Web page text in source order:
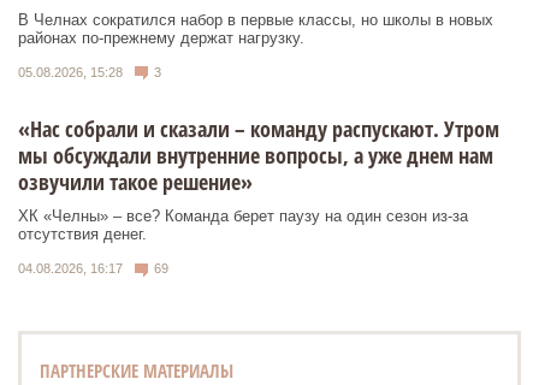
В Челнах сократился набор в первые классы, но школы в новых
районах по-прежнему держат нагрузку.
05.08.2026, 15:28 3
«Нас собрали и сказали – команду распускают. Утром
мы обсуждали внутренние вопросы, а уже днем нам
озвучили такое решение»
ХК «Челны» – все? Команда берет паузу на один сезон из-за
отсутствия денег.
04.08.2026, 16:17 69
ПАРТНЕРСКИЕ МАТЕРИАЛЫ